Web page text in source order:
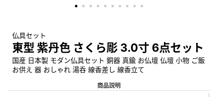
仏具セット
東型 紫丹色 さくら彫 3.0寸 6点セット
国産 日本製 モダン仏具セット 銅器 真鍮 お仏壇 仏壇 小物 ご飯
お供え 器 おしゃれ 湯呑 線香差し 線香立て
商品説明